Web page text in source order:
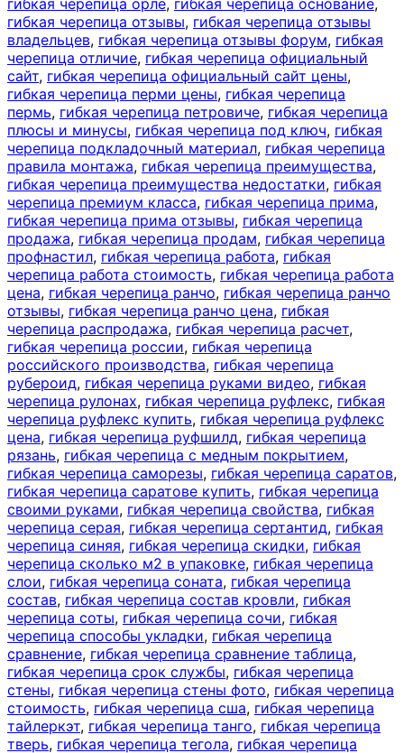
гибкая черепица отзывы, гибкая черепица отзывы
владельцев, гибкая черепица отзывы форум, гибкая
черепица отличие, гибкая черепица официальный
сайт, гибкая черепица официальный сайт цены,
гибкая черепица перми цены, гибкая черепица
пермь, гибкая черепица петровиче, гибкая черепица
плюсы и минусы, гибкая черепица под ключ, гибкая
черепица подкладочный материал, гибкая черепица
правила монтажа, гибкая черепица преимущества,
гибкая черепица преимущества недостатки, гибкая
черепица премиум класса, гибкая черепица прима,
гибкая черепица прима отзывы, гибкая черепица
продажа, гибкая черепица продам, гибкая черепица
профнастил, гибкая черепица работа, гибкая
черепица работа стоимость, гибкая черепица работа
цена, гибкая черепица ранчо, гибкая черепица ранчо
отзывы, гибкая черепица ранчо цена, гибкая
черепица распродажа, гибкая черепица расчет,
гибкая черепица россии, гибкая черепица
российского производства, гибкая черепица
рубероид, гибкая черепица руками видео, гибкая
черепица рулонах, гибкая черепица руфлекс, гибкая
черепица руфлекс купить, гибкая черепица руфлекс
цена, гибкая черепица руфшилд, гибкая черепица
рязань, гибкая черепица с медным покрытием,
гибкая черепица саморезы, гибкая черепица саратов,
гибкая черепица саратове купить, гибкая черепица
своими руками, гибкая черепица свойства, гибкая
черепица серая, гибкая черепица сертантид, гибкая
черепица синяя, гибкая черепица скидки, гибкая
черепица сколько м2 в упаковке, гибкая черепица
слои, гибкая черепица соната, гибкая черепица
состав, гибкая черепица состав кровли, гибкая
черепица соты, гибкая черепица сочи, гибкая
черепица способы укладки, гибкая черепица
сравнение, гибкая черепица сравнение таблица,
гибкая черепица срок службы, гибкая черепица
стены, гибкая черепица стены фото, гибкая черепица
стоимость, гибкая черепица сша, гибкая черепица
тайлеркэт, гибкая черепица танго, гибкая черепица
тверь, гибкая черепица тегола, гибкая черепица